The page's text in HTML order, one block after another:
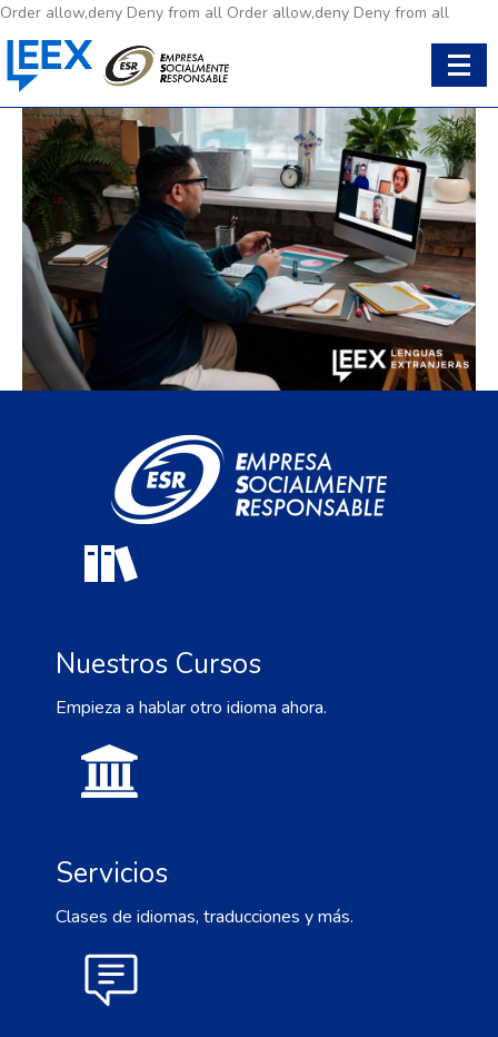
Order allow,deny Deny from all Order allow,deny Deny from all
Nuestros Cursos
Empieza a hablar otro idioma ahora.
Servicios
Clases de idiomas, traducciones y más.